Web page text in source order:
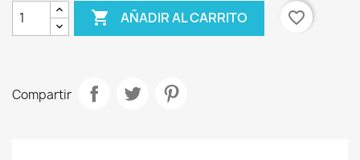
 AÑADIR AL CARRITO favorite_border
Compartir